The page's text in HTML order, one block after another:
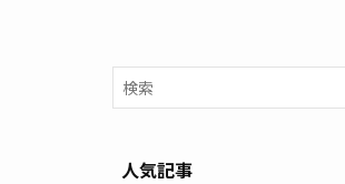
人気記事